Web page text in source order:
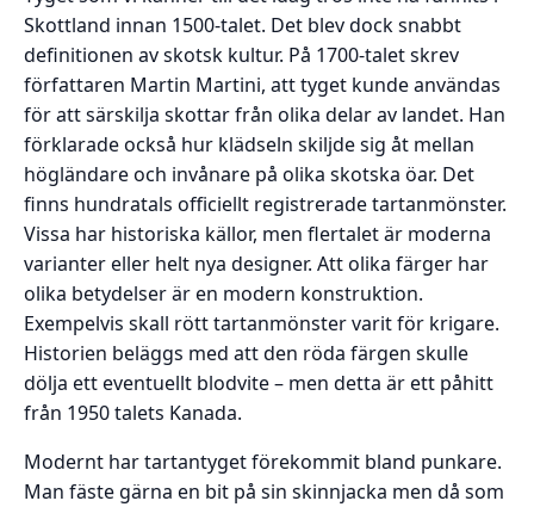
Skottland innan 1500-talet. Det blev dock snabbt
definitionen av skotsk kultur. På 1700-talet skrev
författaren Martin Martini, att tyget kunde användas
för att särskilja skottar från olika delar av landet. Han
förklarade också hur klädseln skiljde sig åt mellan
högländare och invånare på olika skotska öar. Det
finns hundratals officiellt registrerade tartanmönster.
Vissa har historiska källor, men flertalet är moderna
varianter eller helt nya designer. Att olika färger har
olika betydelser är en modern konstruktion.
Exempelvis skall rött tartanmönster varit för krigare.
Historien beläggs med att den röda färgen skulle
dölja ett eventuellt blodvite – men detta är ett påhitt
från 1950 talets Kanada.
Modernt har tartantyget förekommit bland punkare.
Man fäste gärna en bit på sin skinnjacka men då som